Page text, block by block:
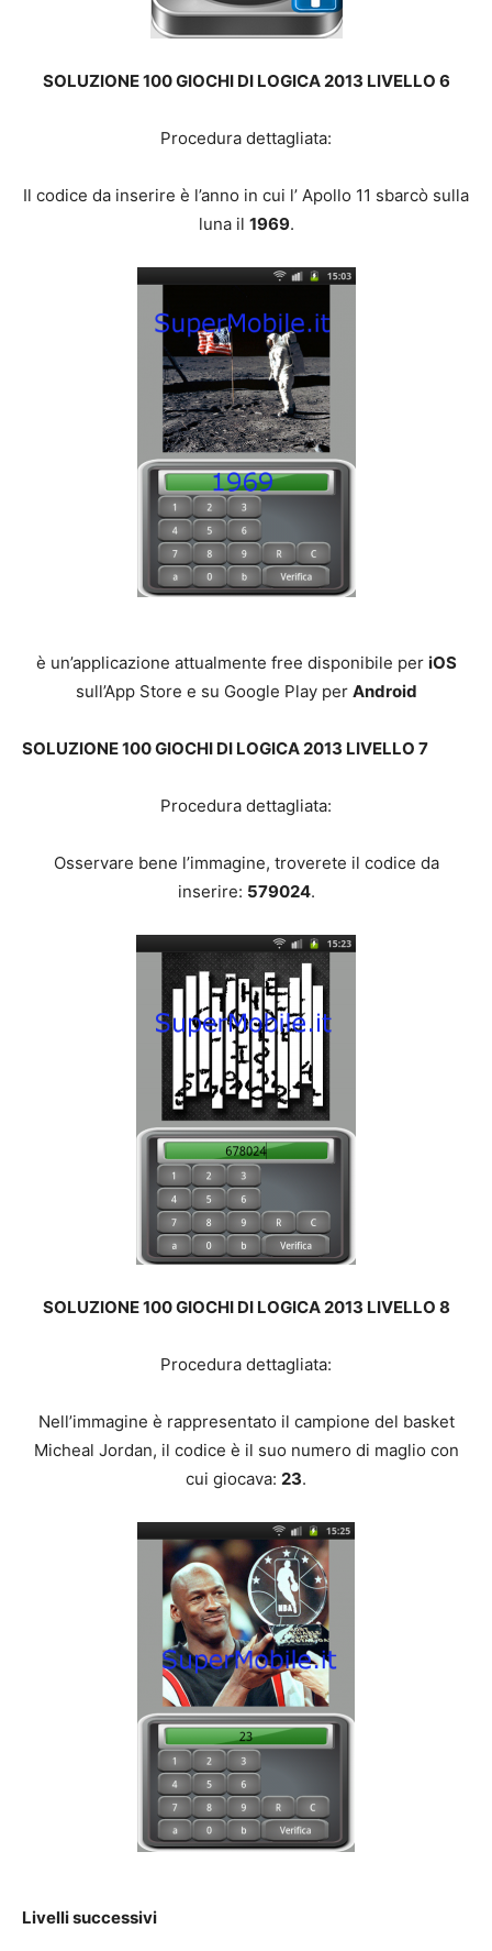
SOLUZIONE 100 GIOCHI DI LOGICA 2013 LIVELLO 6
Procedura dettagliata:
Il codice da inserire è l’anno in cui l’ Apollo 11 sbarcò sulla
luna il 1969.
è un’applicazione attualmente free disponibile per iOS
sull’App Store e su Google Play per Android
SOLUZIONE 100 GIOCHI DI LOGICA 2013 LIVELLO 7
Procedura dettagliata:
Osservare bene l’immagine, troverete il codice da
inserire: 579024.
SOLUZIONE 100 GIOCHI DI LOGICA 2013 LIVELLO 8
Procedura dettagliata:
Nell’immagine è rappresentato il campione del basket
Micheal Jordan, il codice è il suo numero di maglio con
cui giocava: 23.
Livelli successivi